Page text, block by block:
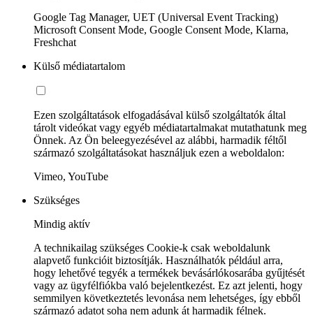
Google Tag Manager, UET (Universal Event Tracking)
Microsoft Consent Mode, Google Consent Mode, Klarna,
Freshchat
Külső médiatartalom
Ezen szolgáltatások elfogadásával külső szolgáltatók által
tárolt videókat vagy egyéb médiatartalmakat mutathatunk meg
Önnek. Az Ön beleegyezésével az alábbi, harmadik féltől
származó szolgáltatásokat használjuk ezen a weboldalon:
Vimeo, YouTube
Szükséges
Mindig aktív
A technikailag szükséges Cookie-k csak weboldalunk
alapvető funkcióit biztosítják. Használhatók például arra,
hogy lehetővé tegyék a termékek bevásárlókosarába gyűjtését
vagy az ügyfélfiókba való bejelentkezést. Ez azt jelenti, hogy
semmilyen következtetés levonása nem lehetséges, így ebből
származó adatot soha nem adunk át harmadik félnek.